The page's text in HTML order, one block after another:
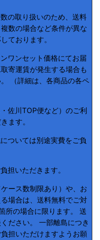
の取り扱いのため、送料
数の場合など条件が異な
ております。
ワンセット価格にてお届
寄運賃が発生する場合も
（詳細は、各商品の各ペ
佐川TOP便など）のご利
ます。
ついては別途実費をご負
担いただきます。
ース数制限あり）や、お
場合は、送料無料でご対
所の場合に限ります。 送
ださい。 一部離島につき
担いただけますようお願